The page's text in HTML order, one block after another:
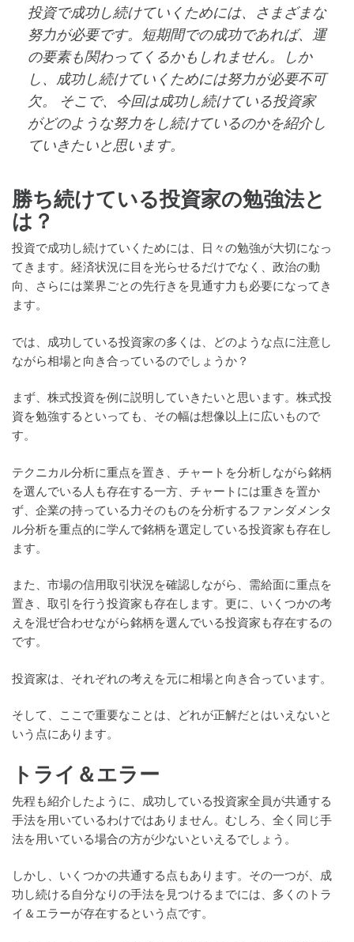
投資で成功し続けていくためには、さまざまな
努力が必要です。短期間での成功であれば、運
の要素も関わってくるかもしれません。しか
し、成功し続けていくためには努力が必要不可
欠。 そこで、今回は成功し続けている投資家
がどのような努力をし続けているのかを紹介し
ていきたいと思います。
勝ち続けている投資家の勉強法と
は？
投資で成功し続けていくためには、日々の勉強が大切になっ
てきます。経済状況に目を光らせるだけでなく、政治の動
向、さらには業界ごとの先行きを見通す力も必要になってき
ます。
では、成功している投資家の多くは、どのような点に注意し
ながら相場と向き合っているのでしょうか？
まず、株式投資を例に説明していきたいと思います。株式投
資を勉強するといっても、その幅は想像以上に広いもので
す。
テクニカル分析に重点を置き、チャートを分析しながら銘柄
を選んでいる人も存在する一方、チャートには重きを置か
ず、企業の持っている力そのものを分析するファンダメンタ
ル分析を重点的に学んで銘柄を選定している投資家も存在し
ます。
また、市場の信用取引状況を確認しながら、需給面に重点を
置き、取引を行う投資家も存在します。更に、いくつかの考
えを混ぜ合わせながら銘柄を選んでいる投資家も存在するの
です。
投資家は、それぞれの考えを元に相場と向き合っています。
そして、ここで重要なことは、どれが正解だとはいえないと
いう点にあります。
トライ＆エラー
先程も紹介したように、成功している投資家全員が共通する
手法を用いているわけではありません。むしろ、全く同じ手
法を用いている場合の方が少ないといえるでしょう。
しかし、いくつかの共通する点もあります。その一つが、成
功し続ける自分なりの手法を見つけるまでには、多くのトラ
イ＆エラーが存在するという点です。